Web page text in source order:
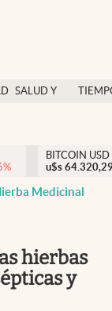
SALUD Y
México
USA
%
BITCOIN USD
u$s
Medicinal
hierbas
y